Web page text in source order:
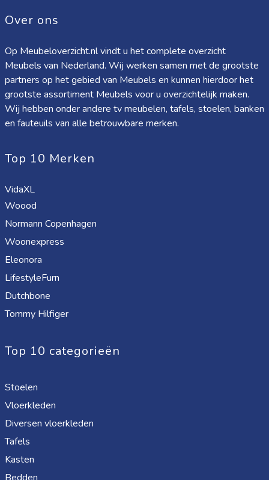
Over ons
Op Meubeloverzicht.nl vindt u het complete overzicht
Meubels van Nederland. Wij werken samen met de grootste
partners op het gebied van Meubels en kunnen hierdoor het
grootste assortiment Meubels voor u overzichtelijk maken.
Wij hebben onder andere tv meubelen, tafels, stoelen, banken
en fauteuils van alle betrouwbare merken.
Top 10 Merken
VidaXL
Woood
Normann Copenhagen
Woonexpress
Eleonora
LifestyleFurn
Dutchbone
Tommy Hilfiger
Top 10 categorieën
Stoelen
Vloerkleden
Diversen vloerkleden
Tafels
Kasten